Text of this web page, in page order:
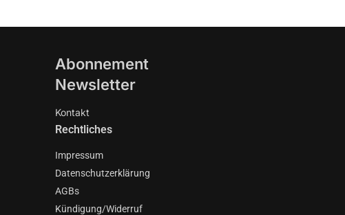
Abonnement
Newsletter
Kontakt
Rechtliches
Impressum
Datenschutzerklärung
AGBs
Kündigung/Widerruf